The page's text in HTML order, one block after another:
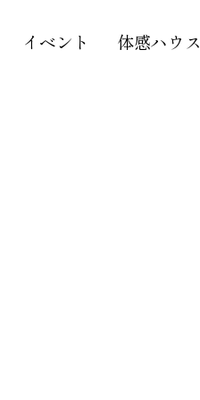
イベント 体感ハウス